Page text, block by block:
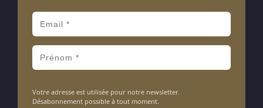
Votre adresse est utilisée pour notre newsletter.
Désabonnement possible à tout moment.